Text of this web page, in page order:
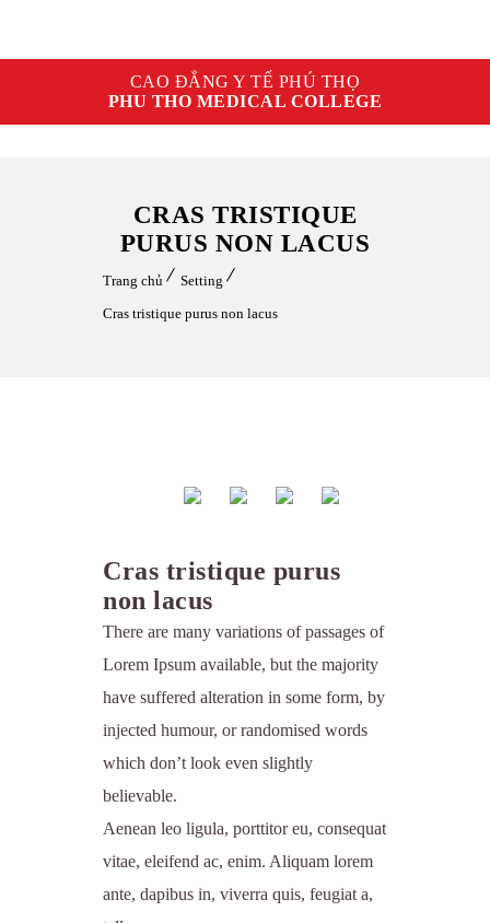
CAO ĐẲNG Y TẾ PHÚ THỌ
PHU THO MEDICAL COLLEGE
CRAS TRISTIQUE
PURUS NON LACUS
Trang chủ
Setting
Cras tristique purus non lacus
Cras tristique purus
non lacus
There are many variations of passages of
Lorem Ipsum available, but the majority
have suffered alteration in some form, by
injected humour, or randomised words
which don’t look even slightly
believable.
Aenean leo ligula, porttitor eu, consequat
vitae, eleifend ac, enim. Aliquam lorem
ante, dapibus in, viverra quis, feugiat a,